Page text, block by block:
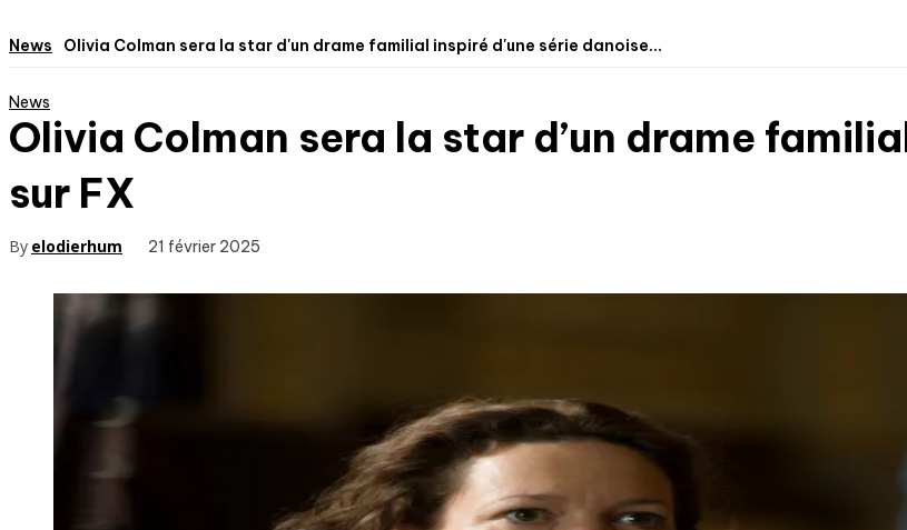
News Olivia Colman sera la star d'un drame familial inspiré d'une série danoise...
News
Olivia Colman sera la star d’un drame
sur FX
By elodierhum 21 février 2025